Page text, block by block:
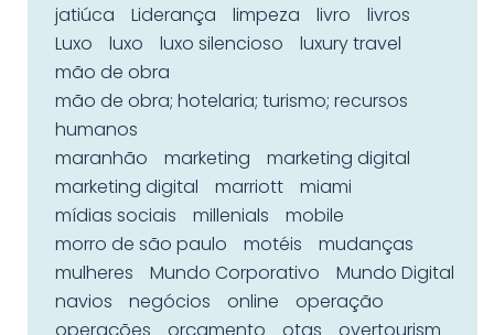
jatiúca
Liderança limpeza livro
livros
Luxo
luxo luxo silencioso
luxury travel
mão de obra
mão de obra; hotelaria; turismo; recursos
humanos
maranhão
marketing
marketing digital
marketing digital
marriott
miami
mídias sociais
millenials
mobile
morro de são paulo
motéis
mudanças
mulheres
Mundo Corporativo
Mundo Digital
navios
negócios online
operação